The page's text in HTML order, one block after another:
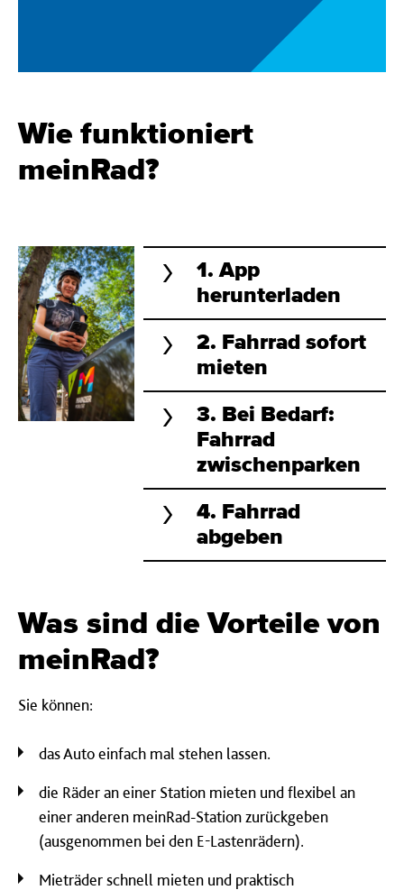
Wie funktioniert
meinRad?
1. App
herunterladen
2. Fahrrad sofort
mieten
3. Bei Bedarf:
Fahrrad
zwischenparken
4. Fahrrad
abgeben
Was sind die Vorteile von
meinRad?
Sie können:
das Auto einfach mal stehen lassen.
die Räder an einer Station mieten und flexibel an
einer anderen meinRad-Station zurückgeben
(ausgenommen bei den E-Lastenrädern).
Mieträder schnell mieten und praktisch